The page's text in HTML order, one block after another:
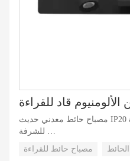
قاد للقراءة
مصباح حائط معدني حديث IP20 مصباح حائطي مدمج للإضاءة
من الألومنيوم مثبت على السطح
مصباح حائط للقراءة